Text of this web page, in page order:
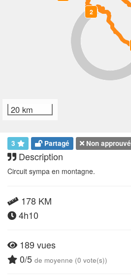
2
20 km
3 Partagé Non approuvé
Description
Circuit sympa en montagne.
178 KM
4h10
189 vues
0/5 de moyenne (0 vote(s))